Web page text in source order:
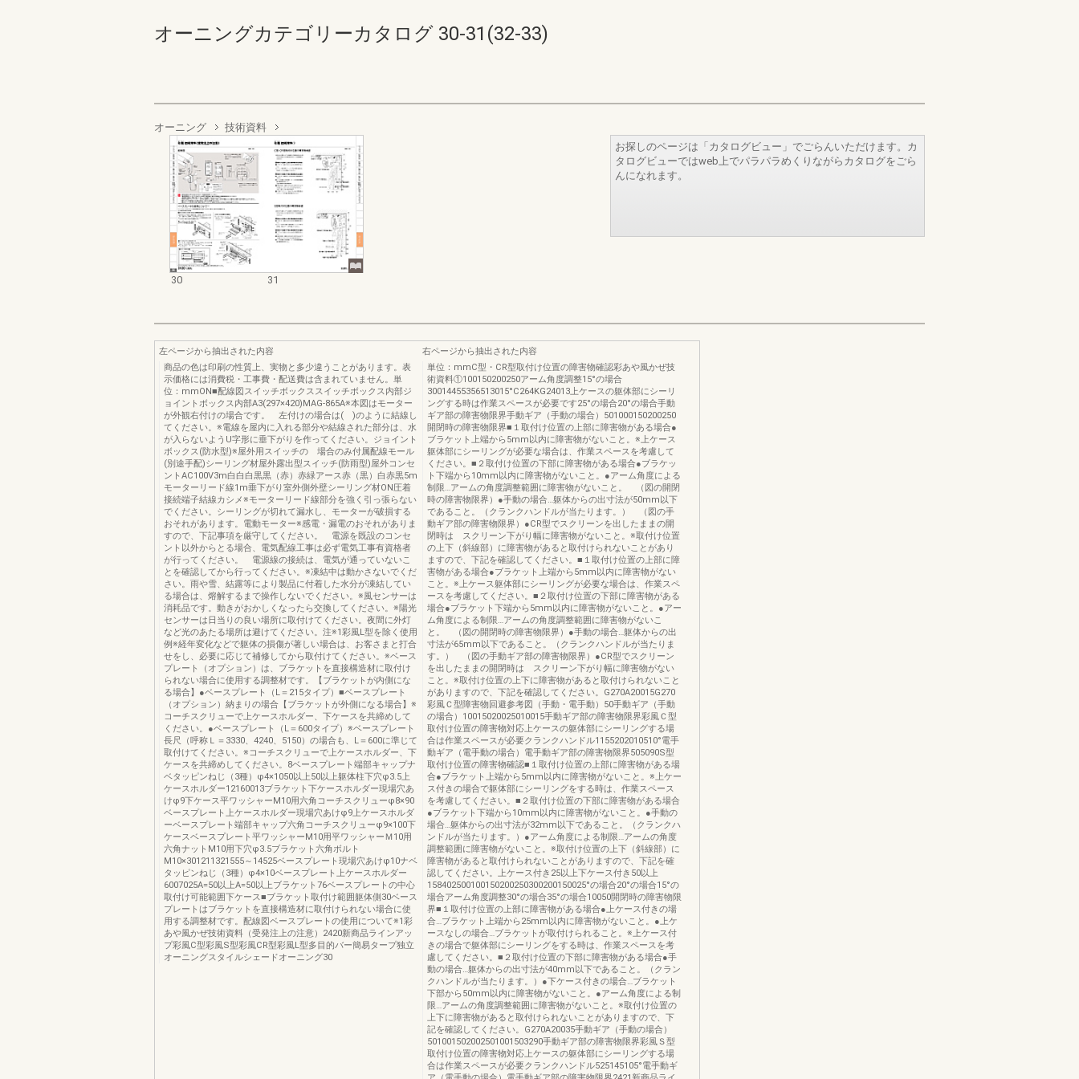
オーニングカテゴリーカタログ 30-31(32-33)
オーニング 技術資料
30 31
お探しのページは「カタログビュー」でごらんいただけます。カ
タログビューではweb上でパラパラめくりながらカタログをごら
んになれます。
左ページから抽出された内容
商品の色は印刷の性質上、実物と多少違うことがあります。表
示価格には消費税・工事費・配送費は含まれていません。単
位：mmON■配線図スイッチボックススイッチボックス内部ジ
ョイントボックス内部A3(297×420)MAG-865A※本図はモーター
が外観右付けの場合です。 左付けの場合は( )のように結線し
てください。※電線を屋内に入れる部分や結線された部分は、水
が入らないようU字形に垂下がりを作ってください。ジョイント
ボックス(防水型)※屋外用スイッチの 場合のみ付属配線モール
(別途手配)シーリング材屋外露出型スイッチ(防雨型)屋外コンセ
ントAC100V3m白白白黒黒（赤）赤緑アース赤（黒）白赤黒5m
モーターリード線1m垂下がり室外側外壁シーリング材ON圧着
接続端子結線カシメ※モーターリード線部分を強く引っ張らない
でください。シーリングが切れて漏水し、モーターが破損する
おそれがあります。電動モーター※感電・漏電のおそれがありま
すので、下記事項を厳守してください。 電源を既設のコンセ
ント以外からとる場合、電気配線工事は必ず電気工事有資格者
が行ってください。 電源線の接続は、電気が通っていないこ
とを確認してから行ってください。※凍結中は動かさないでくだ
さい。雨や雪、結露等により製品に付着した水分が凍結してい
る場合は、熔解するまで操作しないでください。※風センサーは
消耗品です。動きがおかしくなったら交換してください。※陽光
センサーは日当りの良い場所に取付けてください。夜間に外灯
など光のあたる場所は避けてください。注※1彩風L型を除く使用
例※経年変化などで躯体の損傷が著しい場合は、お客さまと打合
せをし、必要に応じて補修してから取付けてください。※ベース
プレート（オプション）は、ブラケットを直接構造材に取付け
られない場合に使用する調整材です。【ブラケットが内側にな
る場合】●ベースプレート（L＝215タイプ）■ベースプレート
（オプション）納まりの場合【ブラケットが外側になる場合】※
コーチスクリューで上ケースホルダー、下ケースを共締めして
ください。●ベースプレート（L＝600タイプ）※ベースプレート
長尺（呼称Ｌ＝3330、4240、5150）の場合も、L＝600に準じて
取付けてください。※コーチスクリューで上ケースホルダー、下
ケースを共締めしてください。8ベースプレート端部キャップナ
ベタッピンねじ（3種）φ4×1050以上50以上躯体柱下穴φ3.5上
ケースホルダー12160013ブラケット下ケースホルダー現場穴あ
けφ9下ケース平ワッシャーM10用六角コーチスクリューφ8×90
ベースプレート上ケースホルダー現場穴あけφ9上ケースホルダ
ーベースプレート端部キャップ六角コーチスクリューφ9×100下
ケースベースプレート平ワッシャーM10用平ワッシャーＭ10用
六角ナットM10用下穴φ3.5ブラケット六角ボルト
M10×301211321555～14525ベースプレート現場穴あけφ10ナベ
タッピンねじ（3種）φ4×10ベースプレート上ケースホルダー
6007025A=50以上A=50以上ブラケット76ベースプレートの中心
取付け可能範囲下ケース■ブラケット取付け範囲躯体側30ベース
プレートはブラケットを直接構造材に取付けられない場合に使
用する調整材です。配線図ベースプレートの使用について※1彩
あや風かぜ技術資料（受発注上の注意）2420新商品ラインアッ
プ彩風C型彩風S型彩風CR型彩風L型多目的バー簡易タープ独立
オーニングスタイルシェードオーニング30
右ページから抽出された内容
単位：mmC型・CR型取付け位置の障害物確認彩あや風かぜ技
術資料①100150200250アーム角度調整15°の場合
30014455356513015°C264KG24013上ケースの躯体部にシーリ
ングする時は作業スペースが必要です25°の場合20°の場合手動
ギア部の障害物限界手動ギア（手動の場合）501000150200250
開閉時の障害物限界■１取付け位置の上部に障害物がある場合●
ブラケット上端から5mm以内に障害物がないこと。※上ケース
躯体部にシーリングが必要な場合は、作業スペースを考慮して
ください。■２取付け位置の下部に障害物がある場合●ブラケッ
ト下端から10mm以内に障害物がないこと。●アーム角度による
制限…アームの角度調整範囲に障害物がないこと。 （図の開閉
時の障害物限界）●手動の場合…躯体からの出寸法が50mm以下
であること。（クランクハンドルが当たります。） （図の手
動ギア部の障害物限界）●CR型でスクリーンを出したままの開
閉時は スクリーン下がり幅に障害物がないこと。※取付け位置
の上下（斜線部）に障害物があると取付けられないことがあり
ますので、下記を確認してください。■１取付け位置の上部に障
害物がある場合●ブラケット上端から5mm以内に障害物がない
こと。※上ケース躯体部にシーリングが必要な場合は、作業スペ
ースを考慮してください。■２取付け位置の下部に障害物がある
場合●ブラケット下端から5mm以内に障害物がないこと。●アー
ム角度による制限…アームの角度調整範囲に障害物がないこ
と。 （図の開閉時の障害物限界）●手動の場合…躯体からの出
寸法が65mm以下であること。（クランクハンドルが当たりま
す。） （図の手動ギア部の障害物限界）●CR型でスクリーン
を出したままの開閉時は スクリーン下がり幅に障害物がない
こと。※取付け位置の上下に障害物があると取付けられないこと
がありますので、下記を確認してください。G270A20015G270
彩風Ｃ型障害物回避参考図（手動・電手動）50手動ギア（手動
の場合）10015020025010015手動ギア部の障害物限界彩風Ｃ型
取付け位置の障害物対応上ケースの躯体部にシーリングする場
合は作業スペースが必要クランクハンドル1155202010510°電手
動ギア（電手動の場合）電手動ギア部の障害物限界505090S型
取付け位置の障害物確認■１取付け位置の上部に障害物がある場
合●ブラケット上端から5mm以内に障害物がないこと。※上ケー
ス付きの場合で躯体部にシーリングをする時は、作業スペース
を考慮してください。■２取付け位置の下部に障害物がある場合
●ブラケット下端から10mm以内に障害物がないこと。●手動の
場合…躯体からの出寸法が32mm以下であること。（クランクハ
ンドルが当たります。）●アーム角度による制限…アームの角度
調整範囲に障害物がないこと。※取付け位置の上下（斜線部）に
障害物があると取付けられないことがありますので、下記を確
認してください。上ケース付き25以上下ケース付き50以上
158402500100150200250300200150025°の場合20°の場合15°の
場合アーム角度調整30°の場合35°の場合10050開閉時の障害物限
界■１取付け位置の上部に障害物がある場合●上ケース付きの場
合…ブラケット上端から25mm以内に障害物がないこと。●上ケ
ースなしの場合…ブラケットが取付けられること。※上ケース付
きの場合で躯体部にシーリングをする時は、作業スペースを考
慮してください。■２取付け位置の下部に障害物がある場合●手
動の場合…躯体からの出寸法が40mm以下であること。（クラン
クハンドルが当たります。）●下ケース付きの場合…ブラケット
下部から50mm以内に障害物がないこと。●アーム角度による制
限…アームの角度調整範囲に障害物がないこと。※取付け位置の
上下に障害物があると取付けられないことがありますので、下
記を確認してください。G270A20035手動ギア（手動の場合）
501001502002501001503290手動ギア部の障害物限界彩風Ｓ型
取付け位置の障害物対応上ケースの躯体部にシーリングする場
合は作業スペースが必要クランクハンドル525145105°電手動ギ